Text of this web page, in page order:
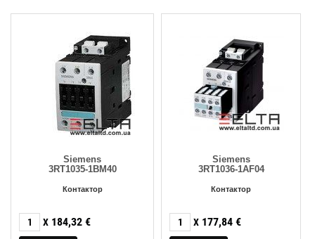
Siemens
3RT1035-1BM40
Контактор
X 184,32 €
Siemens
3RT1036-1AF04
Контактор
X 177,84 €